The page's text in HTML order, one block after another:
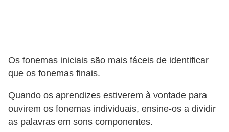
Os fonemas iniciais são mais fáceis de identificar
que os fonemas finais.
Quando os aprendizes estiverem à vontade para
ouvirem os fonemas individuais, ensine-os a dividir
as palavras em sons componentes.